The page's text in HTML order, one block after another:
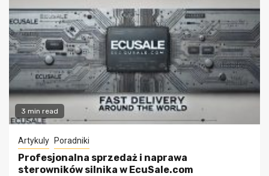
3 min read
Artykuly Poradniki
Profesjonalna sprzedaż i naprawa
sterowników silnika w EcuSale.com